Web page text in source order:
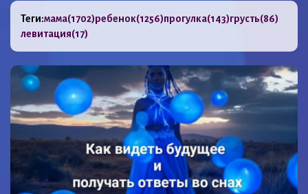
Теги:мама(1702)ребенок(1256)прогулка(143)грусть(86)
левитация(17)